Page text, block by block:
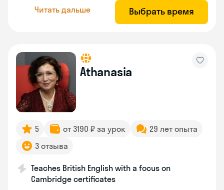
Читать дальше Выбрать время
Athanasia
5 от 3190 ₽ за урок
29 лет опыта
3 отзыва
Teaches British English with a focus on
Cambridge certificates